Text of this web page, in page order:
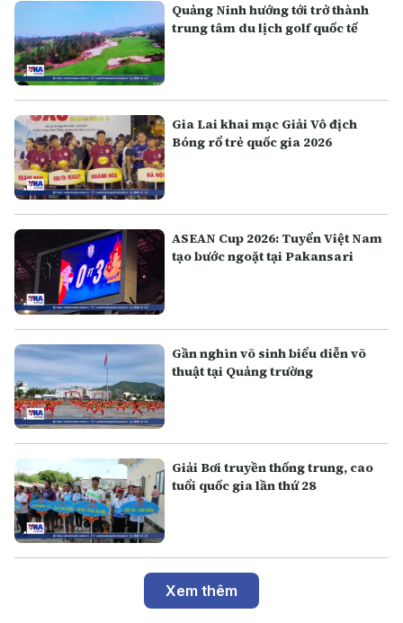
Quảng Ninh hướng tới trở thành
trung tâm du lịch golf quốc tế
Gia Lai khai mạc Giải Vô địch
Bóng rổ trẻ quốc gia 2026
ASEAN Cup 2026: Tuyển Việt Nam
tạo bước ngoặt tại Pakansari
Gần nghìn võ sinh biểu diễn võ
thuật tại Quảng trường
Giải Bơi truyền thống trung, cao
tuổi quốc gia lần thứ 28
Xem thêm